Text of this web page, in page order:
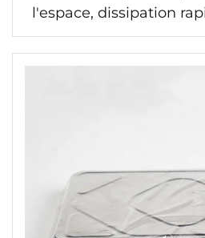
l'espace, dissipation
contenant en feuille
aliments à emporter,